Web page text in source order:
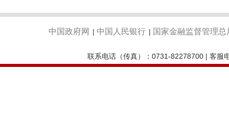
中国政府网 | 中国人民银行 | 国家金融监督管理总
联系电话（传真）：0731-82278700 | 客服